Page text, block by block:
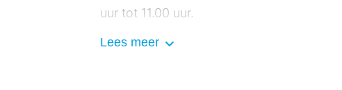
uur tot 11.00 uur.
De receptie is tijdens beperkte uren
Lees meer